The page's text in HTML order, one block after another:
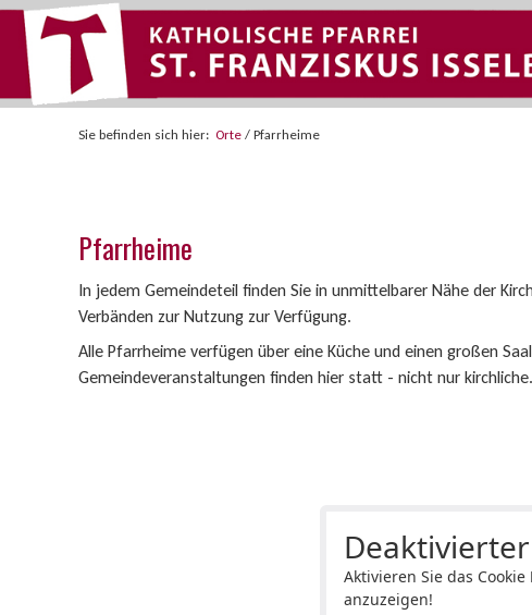
Sie befinden sich hier: Orte / Pfarrheime
Pfarrheime
In jedem Gemeindeteil finden Sie in unmittelbarer Nähe der
Verbänden zur Nutzung zur Verfügung.
Alle Pfarrheime verfügen über eine Küche und einen großen
Gemeindeveranstaltungen finden hier statt - nicht nur
Aktivieren Sie das Cookie
anzuzeigen!